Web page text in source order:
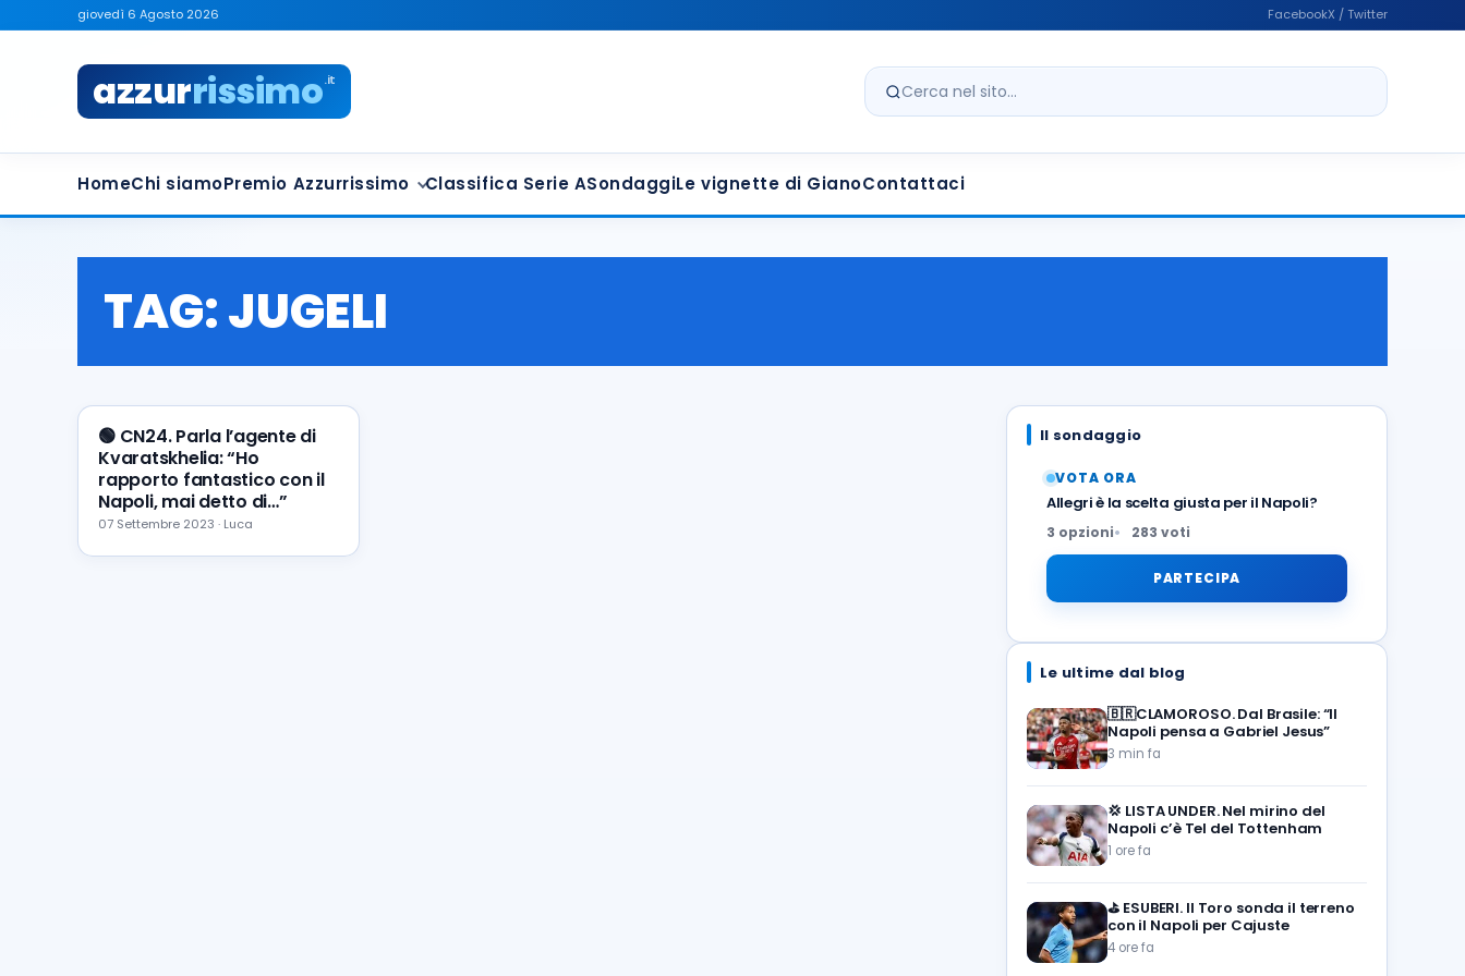
giovedì 6 Agosto 2026 FacebookX / Twitter
azzurrissimo.it
Cerca nel sito
HomeChi siamoPremio Azzurrissimo Classifica Serie ASondaggiLe vignette di GianoContattaci
TAG:JUGELI
🟢 CN24. Parla l’agente di
Kvaratskhelia: “Ho
rapporto fantastico con il
Napoli, mai detto di…”
07 Settembre 2023 · Luca
Il sondaggio
VOTA ORA
Allegri è la scelta giusta per il Napoli?
3 opzioni 283 voti
PARTECIPA
Le ultime dal blog
🇧🇷CLAMOROSO. Dal Brasile: “Il
Napoli pensa a Gabriel Jesus”
3 min fa
💢 LISTA UNDER. Nel mirino del
Napoli c’è Tel del Tottenham
1 ore fa
⛳ ESUBERI. Il Toro sonda il terreno
con il Napoli per Cajuste
4 ore fa